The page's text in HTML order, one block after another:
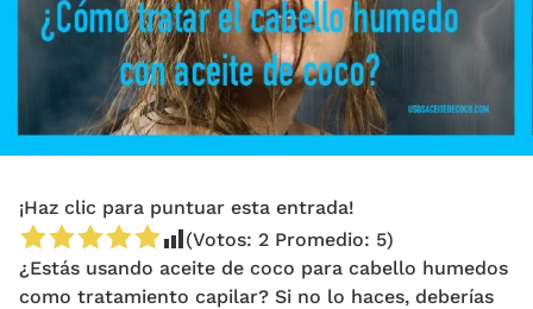
¡Haz clic para puntuar esta entrada!
(Votos: 2 Promedio: 5)
¿Estás usando aceite de coco para cabello humedos
como tratamiento capilar? Si no lo haces, deberías